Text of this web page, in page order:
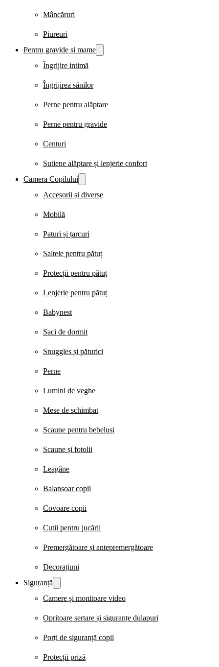
Mâncăruri
Piureuri
Pentru gravide si mame
Îngrijire intimă
Îngrijirea sânilor
Perne pentru alăptare
Perne pentru gravide
Centuri
Sutiene alăptare și lenjerie confort
Camera Copilului
Accesorii și diverse
Mobilă
Paturi și țarcuri
Saltele pentru pătuț
Protecții pentru pătuț
Lenjerie pentru pătuț
Babynest
Saci de dormit
Snuggles și păturici
Perne
Lumini de veghe
Mese de schimbat
Scaune pentru bebeluși
Scaune și fotolii
Leagăne
Balansoar copii
Covoare copii
Cutii pentru jucării
Premergătoare și antepremergătoare
Decorațiuni
Siguranță
Camere și monitoare video
Opritoare sertare și siguranțe dulapuri
Porți de siguranță copii
Protecții priză